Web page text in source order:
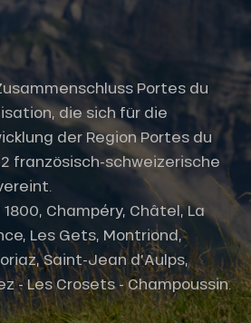
Service
Öffnungen
Portes du
die sich für die
der Region Portes du
französisch-schweizerische
Champéry, Châtel, La
Les Gets, Montriond,
Saint-Jean d'Aulps,
- Les Crosets - Champoussin.